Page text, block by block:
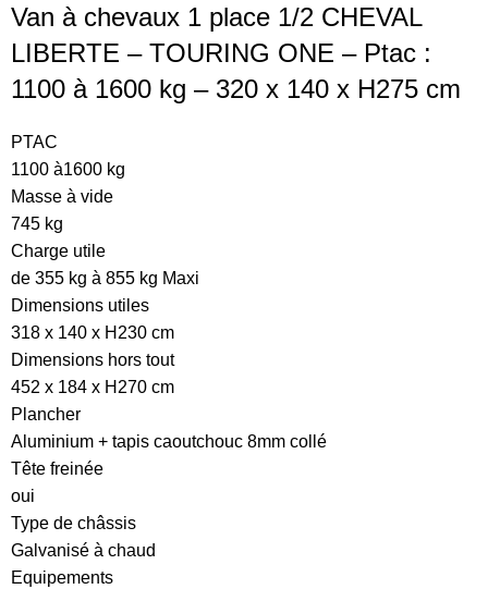
Van à chevaux 1 place 1/2 CHEVAL
LIBERTE – TOURING ONE – Ptac :
1100 à 1600 kg – 320 x 140 x H275 cm
PTAC
1100 à1600 kg
Masse à vide
745 kg
Charge utile
de 355 kg à 855 kg Maxi
Dimensions utiles
318 x 140 x H230 cm
Dimensions hors tout
452 x 184 x H270 cm
Plancher
Aluminium + tapis caoutchouc 8mm collé
Tête freinée
oui
Type de châssis
Galvanisé à chaud
Equipements